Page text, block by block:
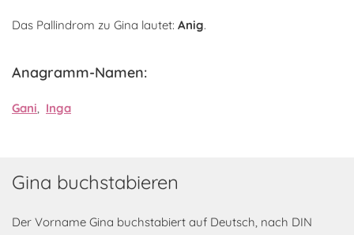
Das Pallindrom zu Gina lautet: Anig.
Anagramm-Namen:
Gani, Inga
Gina buchstabieren
Der Vorname Gina buchstabiert auf Deutsch, nach DIN